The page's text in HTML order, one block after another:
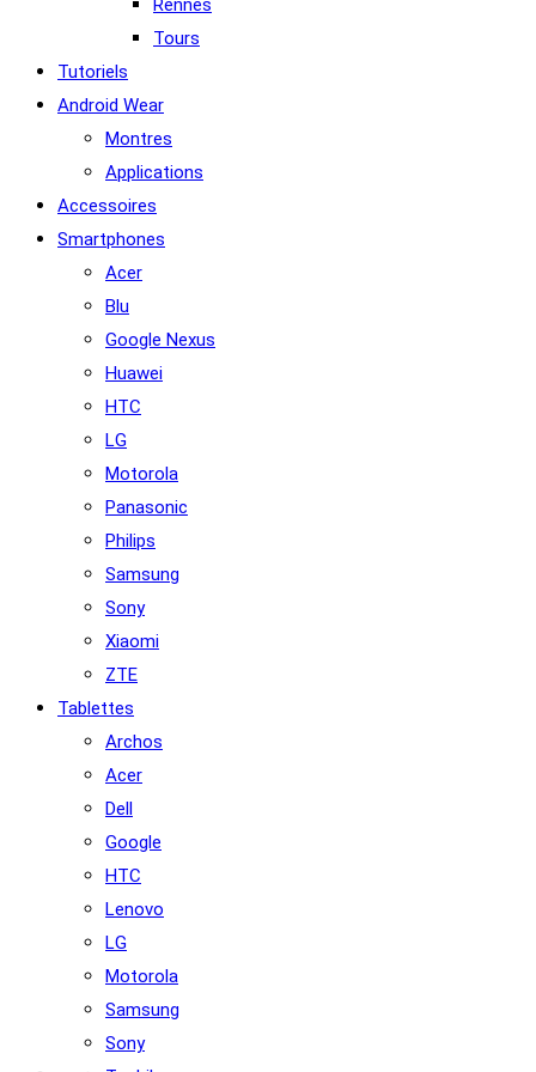
Rennes
Tours
Tutoriels
Android Wear
Montres
Applications
Accessoires
Smartphones
Acer
Blu
Google Nexus
Huawei
HTC
LG
Motorola
Panasonic
Philips
Samsung
Sony
Xiaomi
ZTE
Tablettes
Archos
Acer
Dell
Google
HTC
Lenovo
LG
Motorola
Samsung
Sony